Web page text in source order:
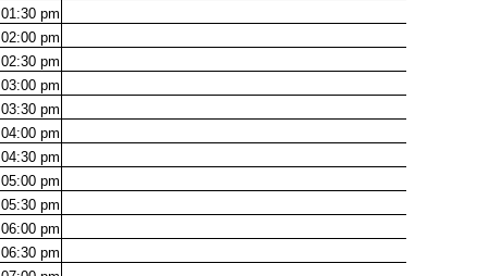
01:30 pm
02:00 pm
02:30 pm
03:00 pm
03:30 pm
04:00 pm
04:30 pm
05:00 pm
05:30 pm
06:00 pm
06:30 pm